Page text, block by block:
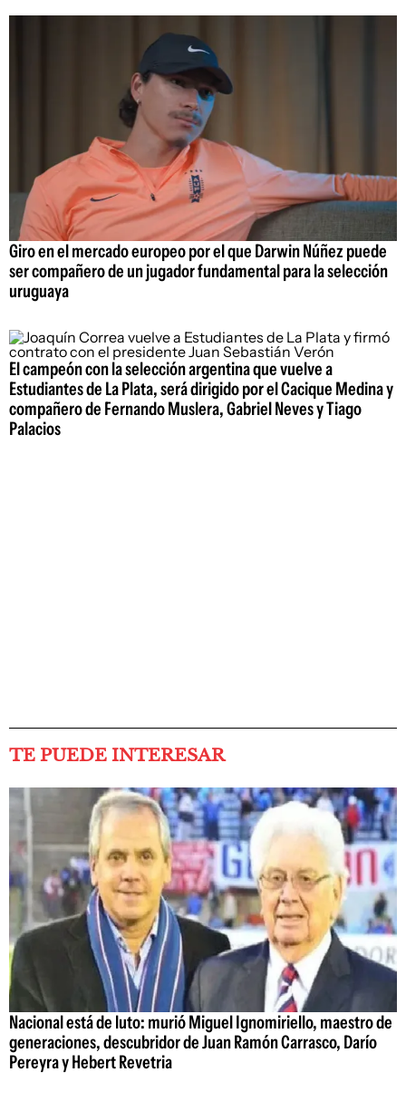
Giro en el mercado europeo por el que Darwin Núñez puede
ser compañero de un jugador fundamental para la selección
uruguaya
El campeón con la selección argentina que vuelve a
Estudiantes de La Plata, será dirigido por el Cacique Medina y
compañero de Fernando Muslera, Gabriel Neves y Tiago
Palacios
TE PUEDE INTERESAR
Nacional está de luto: murió Miguel Ignomiriello, maestro de
generaciones, descubridor de Juan Ramón Carrasco, Darío
Pereyra y Hebert Revetria